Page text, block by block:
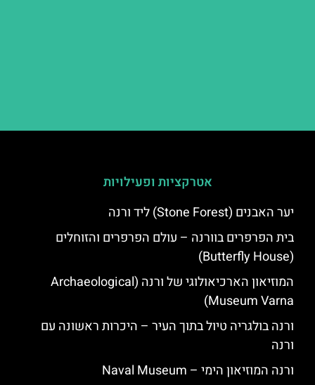
אטרקציות ופעילויות
יער האבנים (Stone Forest) ליד ורנה
בית הפרפרים בוורנה – עולם הפרפרים והזוחלים
(Butterfly House)
המוזיאון הארכיאולוגי של ורנה (Archaeological
Museum Varna)
ורנה בולגריה טיול בתוך העיר – היכרות ראשונה עם
ורנה
ורנה המוזיאון הימי – Naval Museum